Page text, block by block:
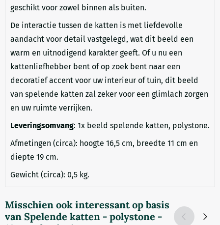
geschikt voor zowel binnen als buiten.
De interactie tussen de katten is met liefdevolle
aandacht voor detail vastgelegd, wat dit beeld een
warm en uitnodigend karakter geeft. Of u nu een
kattenliefhebber bent of op zoek bent naar een
decoratief accent voor uw interieur of tuin, dit beeld
van spelende katten zal zeker voor een glimlach zorgen
en uw ruimte verrijken.
Leveringsomvang: 1x beeld spelende katten, polystone.
Afmetingen (circa): hoogte 16,5 cm, breedte 11 cm en
diepte 19 cm.
Gewicht (circa): 0,5 kg.
Misschien ook interessant op basis
van Spelende katten - polystone -